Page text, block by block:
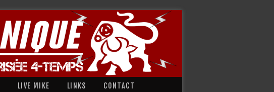
LIVE MIKE LINKS CONTACT